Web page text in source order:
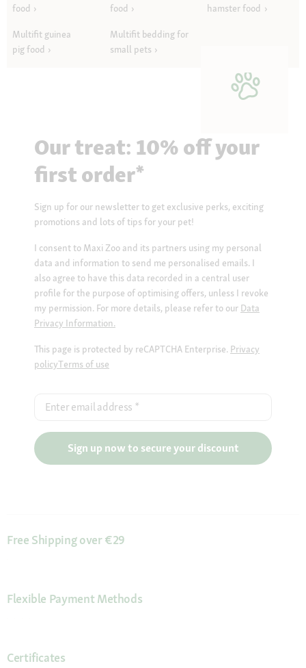
food
food
hamster food
Multifit guinea
pig food
Multifit bedding for
small pets
Our treat: 10% off your
first order*
Sign up for our newsletter to get exclusive perks, exciting
promotions and lots of tips for your pet!
I consent to Maxi Zoo and its partners using my personal
data and information to send me personalised emails. I
also agree to have this data recorded in a central user
profile for the purpose of optimising offers, unless I revoke
my permission. For more details, please refer to our Data
Privacy Information.
This page is protected by reCAPTCHA Enterprise. Privacy
policyTerms of use
Enter email address *
Sign up now to secure your discount
Free Shipping over €29
Flexible Payment Methods
Certificates